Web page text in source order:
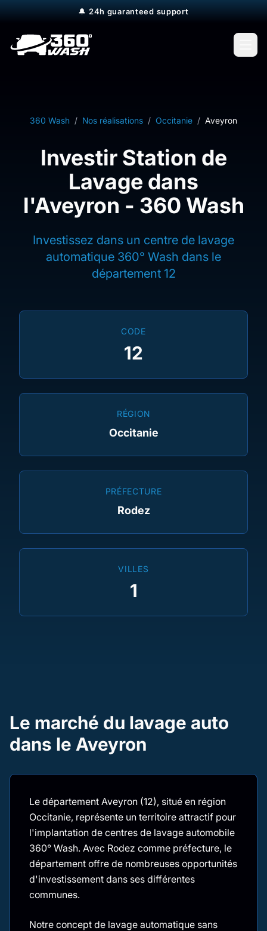
🔔 24h guaranteed support
360 Wash / Nos réalisations / Occitanie / Aveyron
Investir Station de
Lavage dans
l'Aveyron - 360 Wash
Investissez dans un centre de lavage
automatique 360° Wash dans le
département 12
CODE
12
RÉGION
Occitanie
PRÉFECTURE
Rodez
VILLES
1
Le marché du lavage auto
dans le Aveyron
Le département Aveyron (12), situé en région
Occitanie, représente un territoire attractif pour
l'implantation de centres de lavage automobile
360° Wash. Avec Rodez comme préfecture, le
département offre de nombreuses opportunités
d'investissement dans ses différentes
communes.
Notre concept de lavage automatique sans